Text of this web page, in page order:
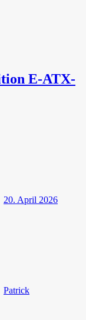
E-ATX-
20. April 2026
Patrick